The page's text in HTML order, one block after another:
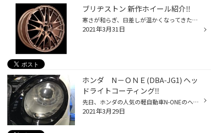
ブリヂストン 新作ホイール紹介‼️
寒さが和らぎ、日差しが温かくなってきたように感じますね。気分も上向きで過ごしたいところですが、実はこの時期ってアルミホイールの新製品が続々と発表されるんです。クルマが好きな方には、ちょっとワクワクな季節かも。そんななか、ブリヂストンオリジナルブランドのからも新作ホイールがど〜...
2021年3月31日
ホンダ N－ＯＮＥ(DBA-JG1) ヘッ
ドライトコーティング‼️
先日、ホンダの人気の軽自動車N-ONEのヘッドライトコーティングの作業をさせていただきました‼️ (ご来店いただきありがとうございました‼️) 写真ではあまり分かりづらいですが、ヘッドライトが曇っている感じがしたため、お客様に一緒に見てもらい、ご提案させていただきました‼️ 綺麗に左右を磨き...
2021年3月29日